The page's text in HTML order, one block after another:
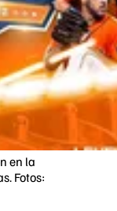
en la
Fotos: